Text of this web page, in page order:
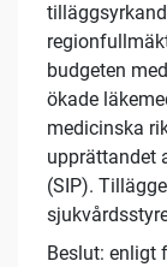
budgeten
ökade
medicinska
upprättandet
(SIP).
Beslut: enligt